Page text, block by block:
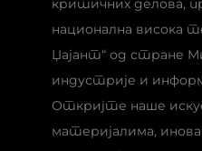
критичних делова,
национална висока
Џајант“ од стране
индустрије и
Откријте наше
материјалима,